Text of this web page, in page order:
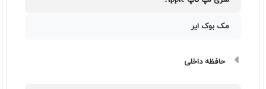
مک بوک ایر
حافظه داخلی